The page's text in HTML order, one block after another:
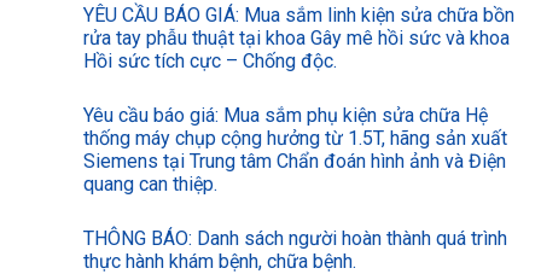
YÊU CẦU BÁO GIÁ: Mua sắm linh kiện sửa chữa bồn
rửa tay phẫu thuật tại khoa Gây mê hồi sức và khoa
Hồi sức tích cực – Chống độc.
Yêu cầu báo giá: Mua sắm phụ kiện sửa chữa Hệ
thống máy chụp cộng hưởng từ 1.5T, hãng sản xuất
Siemens tại Trung tâm Chẩn đoán hình ảnh và Điện
quang can thiệp.
THÔNG BÁO: Danh sách người hoàn thành quá trình
thực hành khám bệnh, chữa bệnh.